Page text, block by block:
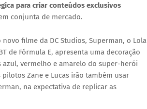
para criar conteúdos exclusivos
conjunta de mercado.
filme da DC Studios, Superman, o Lola
de Fórmula E, apresenta uma decoração
vermelho e amarelo do super-herói
Zane e Lucas irão também usar
na expectativa de replicar as